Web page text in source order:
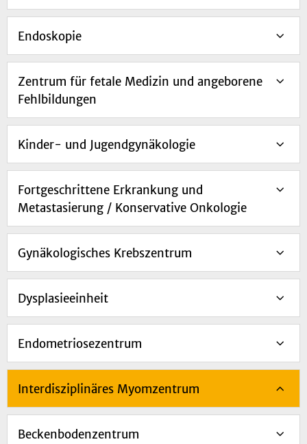
Endoskopie
Zentrum für fetale Medizin und angeborene
Fehlbildungen
Kinder- und Jugendgynäkologie
Fortgeschrittene Erkrankung und
Metastasierung / Konservative Onkologie
Gynäkologisches Krebszentrum
Dysplasieeinheit
Endometriosezentrum
Interdisziplinäres Myomzentrum
Beckenbodenzentrum